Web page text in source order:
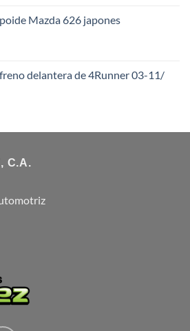
Mazda 626 japones
delantera de 4Runner 03-11/
C.A.